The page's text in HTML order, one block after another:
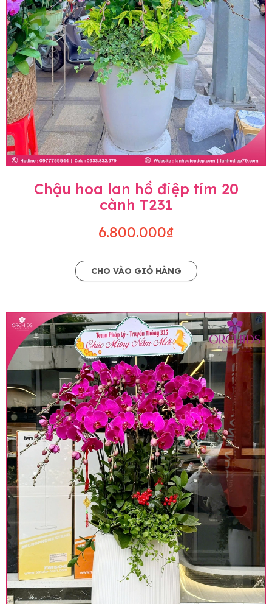
Chậu hoa lan hồ điệp tím 20
cành T231
6.800.000₫
CHO VÀO GIỎ HÀNG